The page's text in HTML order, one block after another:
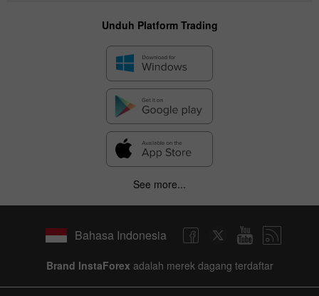
Unduh Platform Trading
See more...
Bahasa Indonesia
Brand InstaForex adalah merek dagang terdaftar